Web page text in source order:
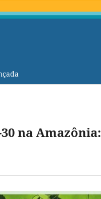
na Amazônia: